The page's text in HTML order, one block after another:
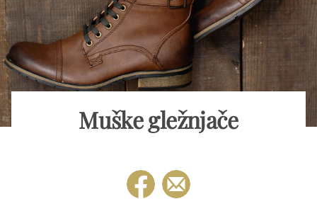
Muške gležnjače